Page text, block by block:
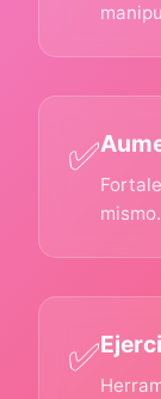
✅
mismo.
✅